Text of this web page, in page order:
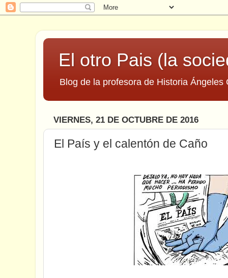
El otro Pais (la
Blog de la profesora de Historia Ángeles
VIERNES, 21 DE OCTUBRE DE 2016
El País y el calentón de Caño